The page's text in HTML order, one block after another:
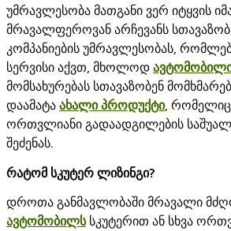
უმრავლესობა მათგანი ვერ იტყვის
მრავალფეროვან არჩევანს
კომპანიების უმრავლესობას,
სერვისი აქვთ, მხოლოდ
მომსახურებას სთავაზობენ
დაამატა ახალი პროდუქტი, რომელიც
ორთვლიანი გადაადგილების
შეძენას.
რატომ სკუტერ ლიზინგი?
დროთა განმავლობაში მრავალი
ავტომობილსსკუტერით ან სხვა